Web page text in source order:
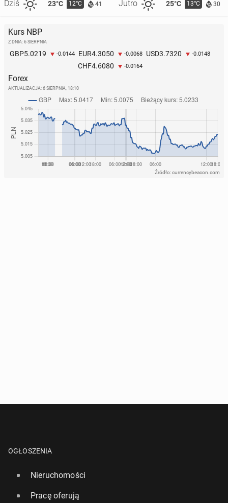
Dziś 23°C 12°C 41 Jutro 25°C 13°C 30
Kurs NBP
Z DNIA: 6 SIERPNIA
GBP5.0219 -0.0144 EUR4.3050 -0.0068 USD3.7320 -0.0148
CHF4.6080 -0.0164
Forex
AKTUALIZACJA: 6 SIERPNIA, 18:10
Źródło: currencybeacon.com
OGŁOSZENIA
Nieruchomości
Pracę oferują